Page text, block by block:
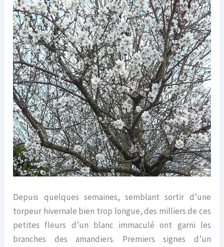
Depuis quelques semaines, semblant sortir d’une
torpeur hivernale bien trop longue, des milliers de ces
petites fleurs d’un blanc immaculé ont garni les
branches des amandiers. Premiers signes d’un